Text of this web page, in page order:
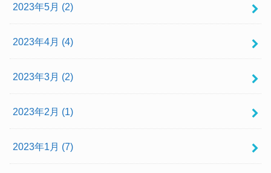
2023年5月 (2)
2023年4月 (4)
2023年3月 (2)
2023年2月 (1)
2023年1月 (7)